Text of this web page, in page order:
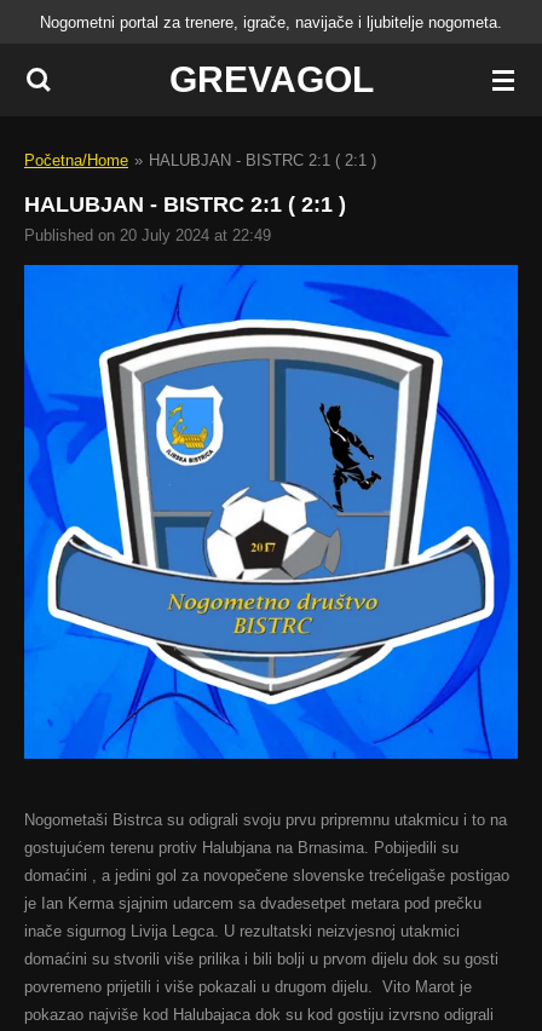
Skip
main
GREVAGOL
Nogometni portal za trenere, igrače, navijače i ljubitelje nogometa.
Početna/Home » HALUBJAN - BISTRC 2:1 ( 2:1 )
HALUBJAN - BISTRC 2:1 ( 2:1 )
Published on 20 July 2024 at 22:49
Nogometaši Bistrca su odigrali svoju prvu pripremnu utakmicu i to na
gostujućem terenu protiv Halubjana na Brnasima. Pobijedili su
domaćini , a jedini gol za novopečene slovenske trećeligaše postigao
je Ian Kerma sjajnim udarcem sa dvadesetpet metara pod prečku
inače sigurnog Livija Legca. U rezultatski neizvjesnoj utakmici
domaćini su stvorili više prilika i bili bolji u prvom dijelu dok su gosti
povremeno prijetili i više pokazali u drugom dijelu. Vito Marot je
pokazao najviše kod Halubajaca dok su kod gostiju izvrsno odigrali